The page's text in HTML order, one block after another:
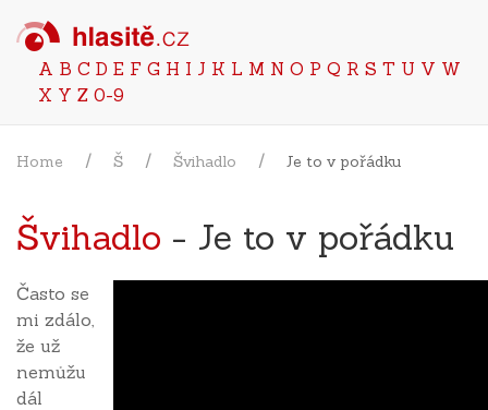
A B C D E F G H I J K L M N O P Q R S T U V W
X Y Z 0-9
Home Š Švihadlo Je to v pořádku
Švihadlo - Je to v pořádku
Často se
mi zdálo,
že už
nemůžu
dál